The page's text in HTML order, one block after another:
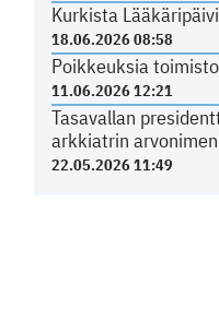
Kurkista
18.06.2026 08:58
Poikkeuksia
11.06.2026 12:21
Tasavallan
arkkiatrin
22.05.2026 11:49